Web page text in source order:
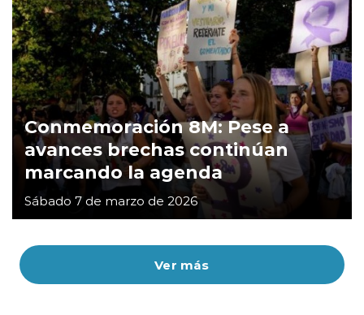
Ver más
Conmemoración 8M: Pese a
avances brechas continúan
marcando la agenda
Sábado 7 de marzo de 2026